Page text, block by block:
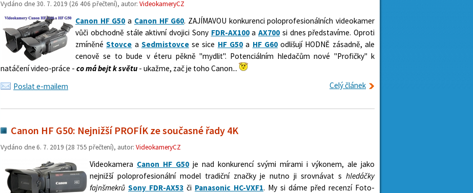
Vydáno dne 30. 7. 2019 (26 406 přečtení), autor: VideokameryCZ
Canon HF G50 a Canon HF G60. ZAJÍMAVOU konkurenci poloprofesionálních videokamer
vůči obchodně stále aktivní dvojici Sony FDR-AX100a AX700 si dnes představíme. Oproti
zmíněnéStovce a Sedmistovcese sice HF G50 a HF G60odlišují HODNĚ zásadně, ale
cenově se to bude v éteru pěkně "mydlit". Potenciálním hledačům nové "Profičky" k
natáčení video-práce - co mábejt k světu - ukažme, zač je toho Canon...
Poslat e-mailem
Celý článek
Canon HF G50: Nejnižší PROFÍK ze současné řady 4K
Vydáno dne 6. 7. 2019 (28 755 přečtení), autor: VideokameryCZ
Videokamera Canon HF G50 je nad konkurencí svými mírami i výkonem, ale jako
nejnižší poloprofesionální model tradiční značky je nutno ji srovnávat s hledáčky
fajnšmekrů Sony FDR-AX53 či Panasonic HC-VXF1. My si dáme před recenzí Foto-